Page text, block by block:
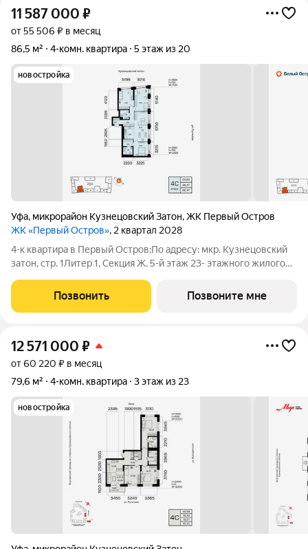
11 587 000 ₽
от 55 506 ₽ в месяц
86,5 м²
4-комн. квартира 5 этаж из 20
новостройка
Уфа, микрорайон Кузнецовский Затон,ЖК Первый Остров
ЖК «Первый Остров», 2 квартал 2028
4-к квартира в Первый Остров;По адресу: мкр. Кузнецовский
затон, стр. 1Литер 1, Секция Ж. 5-й этаж 23- этажного жилого
ГК "Первый Трест".Срок окончания строительства: 4 квартал
2028
Позвонить Позвоните мне
12 571 000 ₽
от 60 220 ₽ в месяц
79,6 м²
4-комн. квартира 3 этаж из 23
новостройка